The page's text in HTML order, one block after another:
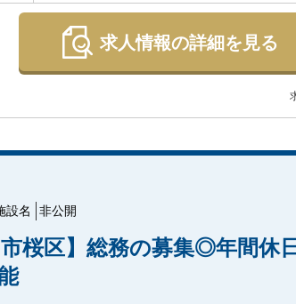
求人情報の詳細を見る
設名 非公開
市桜区】総務の募集◎年間休